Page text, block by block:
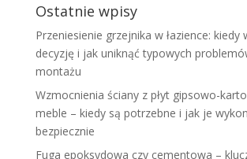
Ostatnie wpisy
Przeniesienie grzejnika w łazience:
decyzję i jak uniknąć typowych
montażu
Wzmocnienia ściany z płyt gipsowo-
meble – kiedy są potrzebne i jak je
bezpiecznie
Fuga epoksydowa czy cementowa –